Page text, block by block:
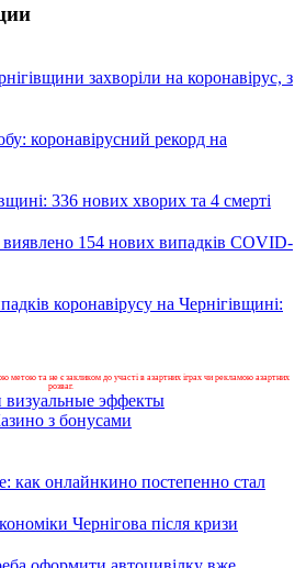
захворіли на коронавірус, з
коронавірусний рекорд на
336 нових хворих та 4 смерті
виявлено 154 нових випадків COVID-
коронавірусу на Чернігівщині:
метою та не є закликом до участі в азартних іграх чи рекламою азартних
розваг.
з бонусами
как онлайнкино постепенно стал
Чернігова після кризи